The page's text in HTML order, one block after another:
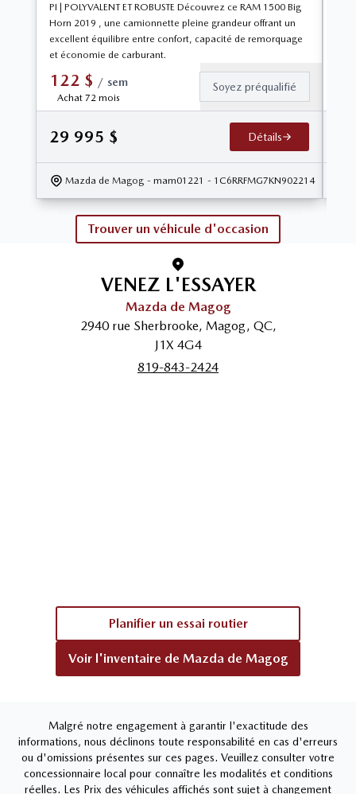
PI | POLYVALENT ET ROBUSTE Découvrez ce RAM 1500 Big
Horn 2019 , une camionnette pleine grandeur offrant un
excellent équilibre entre confort, capacité de remorquage
et économie de carburant.
122 $ / sem
Achat 72 mois
Soyez préqualifié
29 995 $ Détails
Mazda de Magog - mam01221 - 1C6RRFMG7KN902214
Trouver un véhicule d'occasion
VENEZ L'ESSAYER
Mazda de Magog
2940 rue Sherbrooke, Magog, QC,
J1X 4G4
819-843-2424
Planifier un essai routier
Voir l'inventaire de Mazda de Magog
Malgré notre engagement à garantir l'exactitude des
informations, nous déclinons toute responsabilité en cas d'erreurs
ou d'omissions présentes sur ces pages. Veuillez consulter votre
concessionnaire local pour connaître les modalités et conditions
réelles. Les Prix des véhicules affichés sont sujet à changement